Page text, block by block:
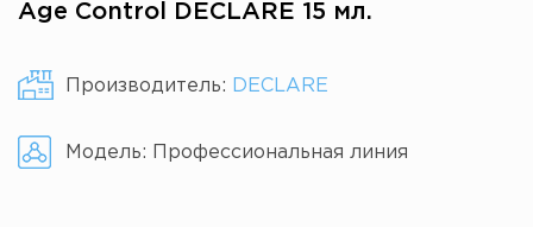
Age Control DECLARE 15 мл.
Производитель: DECLARE
Модель: Профессиональная линия